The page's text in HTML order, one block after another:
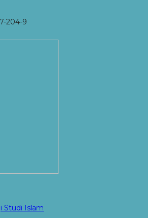
204-9
Studi Islam